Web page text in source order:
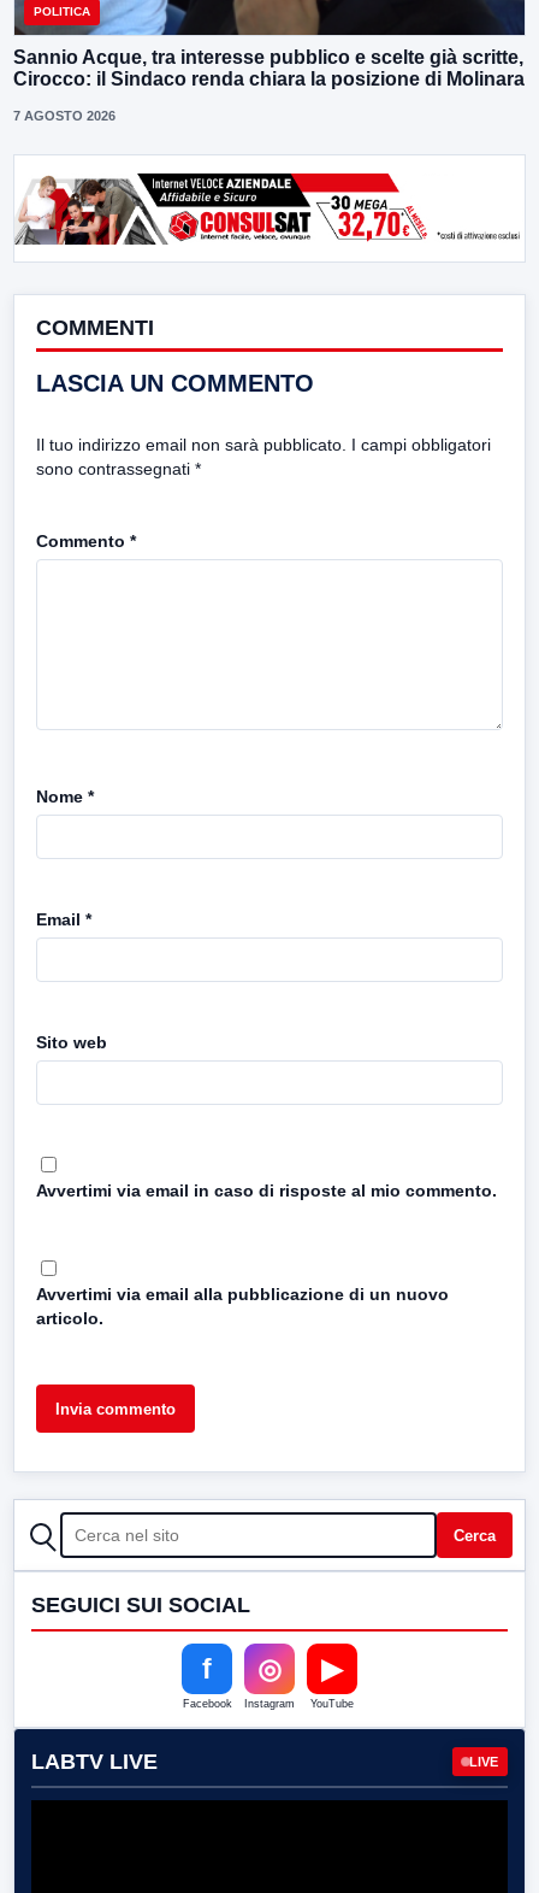
POLITICA
Sannio Acque, tra interesse pubblico e scelte già scritte,
Cirocco: il Sindaco renda chiara la posizione di Molinara
7 AGOSTO 2026
COMMENTI
LASCIA UN COMMENTO
Il tuo indirizzo email non sarà pubblicato. I campi obbligatori
sono contrassegnati *
Commento *
Nome *
Email *
Sito web
Avvertimi via email in caso di risposte al mio commento.
Avvertimi via email alla pubblicazione di un nuovo
articolo.
CERCA Cerca
SEGUICI SUI SOCIAL
f
Facebook
◎
Instagram
▶
YouTube
LABTV LIVE LIVE